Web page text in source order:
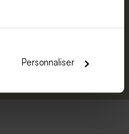
Personnaliser